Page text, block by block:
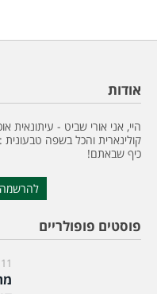
אודות
היי, אני אורי שביט - עיתונאית
קולינארית והכל בשפה טבעונית
כיף שבאתם!
להרשמה
פוסטים פופולריים
11 מאי, 2013